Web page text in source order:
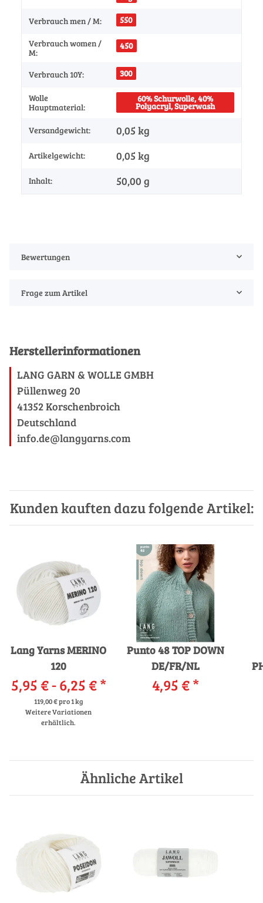
Verbrauch men / M: 550
Verbrauch women /
M:
450
Verbrauch 10Y: 300
Wolle
Hauptmaterial:
60% Schurwolle, 40%
Polyacryl, Superwash
Versandgewicht: 0,05 kg
Artikelgewicht: 0,05 kg
Inhalt: 50,00 g
Bewertungen
Frage zum Artikel
Herstellerinformationen
LANG GARN & WOLLE GMBH
Püllenweg 20
41352 Korschenbroich
Deutschland
info.de@langyarns.com
Kunden kauften dazu folgende Artikel:
Lang Yarns MERINO
120
5,95 € -6,25 €*
119,00 € pro 1 kg
Weitere Variationen
erhältlich.
Punto 48 TOP DOWN
DE/FR/NL
4,95 €*
Ähnliche Artikel